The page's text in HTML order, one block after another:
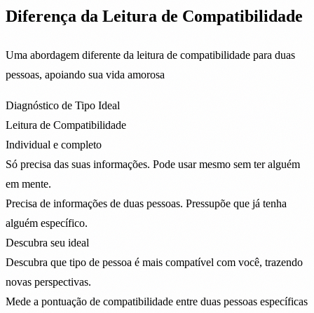
Diferença da Leitura de Compatibilidade
Uma abordagem diferente da leitura de compatibilidade para duas
pessoas, apoiando sua vida amorosa
Diagnóstico de Tipo Ideal
Leitura de Compatibilidade
Individual e completo
Só precisa das suas informações. Pode usar mesmo sem ter alguém
em mente.
Precisa de informações de duas pessoas. Pressupõe que já tenha
alguém específico.
Descubra seu ideal
Descubra que tipo de pessoa é mais compatível com você, trazendo
novas perspectivas.
Mede a pontuação de compatibilidade entre duas pessoas específicas